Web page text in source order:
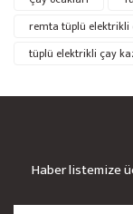
remta tüplü elektrikli
tüplü elektrikli çay
Haber listemize